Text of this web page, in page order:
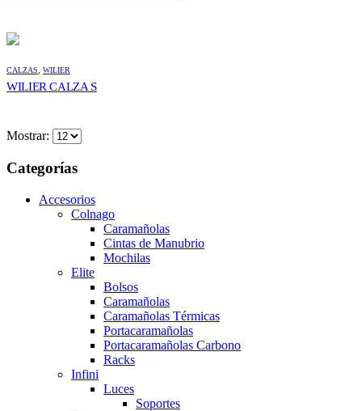
CALZAS, WILIER
WILIER CALZA S
Mostrar:
Categorías
Accesorios
Colnago
Caramañolas
Cintas de Manubrio
Mochilas
Elite
Bolsos
Caramañolas
Caramañolas Térmicas
Portacaramañolas
Portacaramañolas Carbono
Racks
Infini
Luces
Soportes